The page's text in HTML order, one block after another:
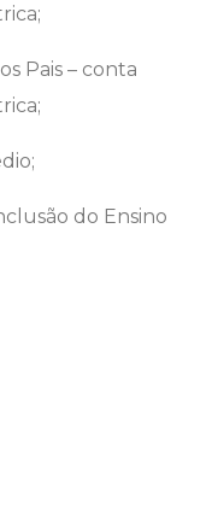
Pais – conta
do Ensino